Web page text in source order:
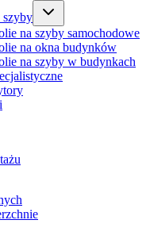
szyby
na szyby samochodowe
na okna budynków
na szyby w budynkach